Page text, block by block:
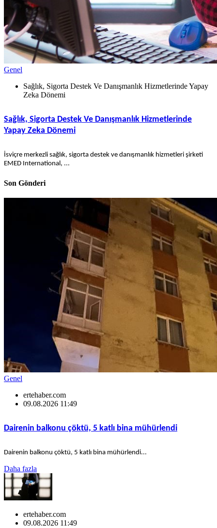
Genel
Sağlık, Sigorta Destek Ve Danışmanlık Hizmetlerinde Yapay
Zeka Dönemi
Sağlık, Sigorta Destek Ve Danışmanlık Hizmetlerinde
Yapay Zeka Dönemi
İsviçre merkezli sağlık, sigorta destek ve danışmanlık hizmetleri şirketi
EMED International, ...
Son Gönderi
Genel
ertehaber.com
09.08.2026 11:49
Dairenin balkonu çöktü, 5 katlı bina mühürlendi
Dairenin balkonu çöktü, 5 katlı bina mühürlendi...
Daha fazla
ertehaber.com
09.08.2026 11:49